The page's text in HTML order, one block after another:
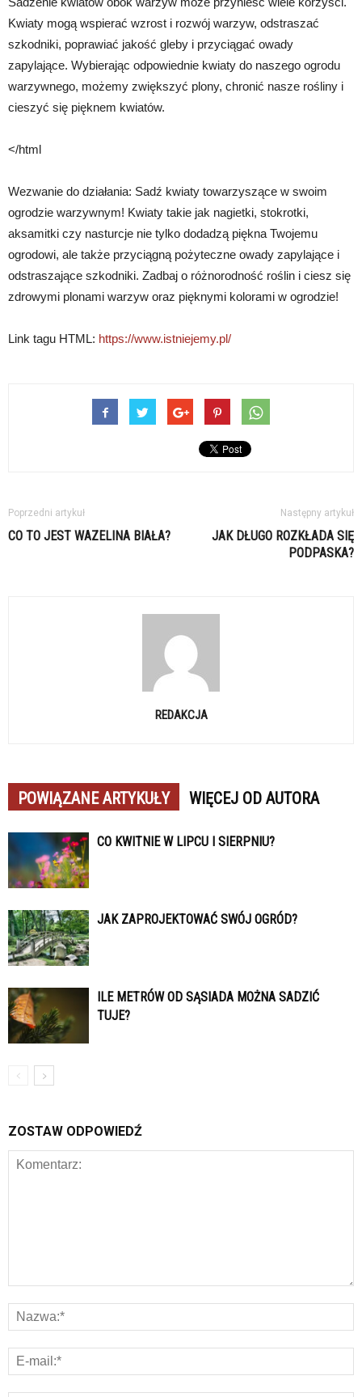
Kwiaty mogą wspierać wzrost i rozwój warzyw, odstraszać
szkodniki, poprawiać jakość gleby i przyciągać owady
zapylające. Wybierając odpowiednie kwiaty do naszego ogrodu
warzywnego, możemy zwiększyć plony, chronić nasze rośliny i
cieszyć się pięknem kwiatów.
</html
Wezwanie do działania: Sadź kwiaty towarzyszące w swoim
ogrodzie warzywnym! Kwiaty takie jak nagietki, stokrotki,
aksamitki czy nasturcje nie tylko dodadzą piękna Twojemu
ogrodowi, ale także przyciągną pożyteczne owady zapylające i
odstraszające szkodniki. Zadbaj o różnorodność roślin i ciesz się
zdrowymi plonami warzyw oraz pięknymi kolorami w ogrodzie!
Link tagu HTML: https://www.istniejemy.pl/
Poprzedni artykuł
CO TO JEST WAZELINA BIAŁA?
Następny artykuł
JAK DŁUGO ROZKŁADA SIĘ
PODPASKA?
REDAKCJA
POWIĄZANE ARTYKUŁY WIĘCEJ OD AUTORA
CO KWITNIE W LIPCU I SIERPNIU?
JAK ZAPROJEKTOWAĆ SWÓJ OGRÓD?
ILE METRÓW OD SĄSIADA MOŻNA SADZIĆ
TUJE?
ZOSTAW ODPOWIEDŹ